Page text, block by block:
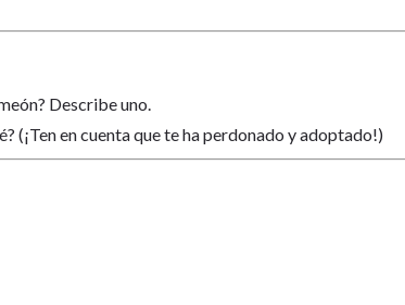
Describe uno.
(¡Ten en cuenta que te ha perdonado y adoptado!)